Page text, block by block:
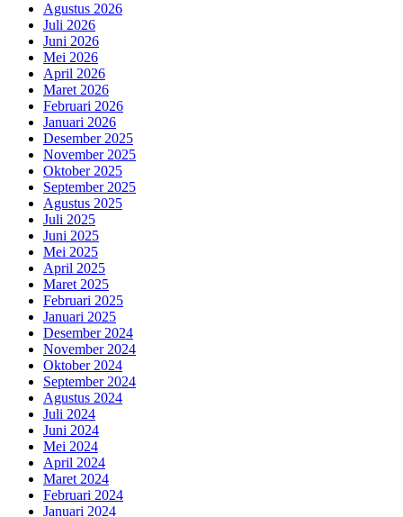
Agustus 2026
Juli 2026
Juni 2026
Mei 2026
April 2026
Maret 2026
Februari 2026
Januari 2026
Desember 2025
November 2025
Oktober 2025
September 2025
Agustus 2025
Juli 2025
Juni 2025
Mei 2025
April 2025
Maret 2025
Februari 2025
Januari 2025
Desember 2024
November 2024
Oktober 2024
September 2024
Agustus 2024
Juli 2024
Juni 2024
Mei 2024
April 2024
Maret 2024
Februari 2024
Januari 2024